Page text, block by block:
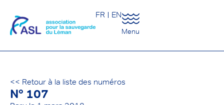
FR EN
Menu
<< Retour à la liste des numéros
N° 107